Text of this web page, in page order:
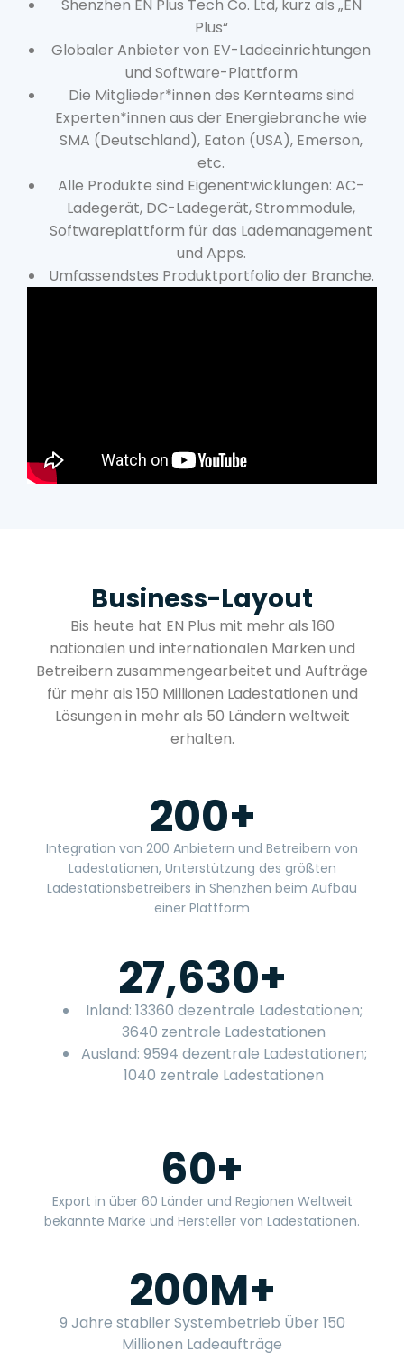
Shenzhen EN Plus Tech Co. Ltd, kurz als „EN
Plus“
Globaler Anbieter von EV-Ladeeinrichtungen
und Software-Plattform
Die Mitglieder*innen des Kernteams sind
Experten*innen aus der Energiebranche wie
SMA (Deutschland), Eaton (USA), Emerson,
etc.
Alle Produkte sind Eigenentwicklungen: AC-
Ladegerät, DC-Ladegerät, Strommodule,
Softwareplattform für das Lademanagement
und Apps.
Umfassendstes Produktportfolio der Branche.
Business-Layout
Bis heute hat EN Plus mit mehr als 160
nationalen und internationalen Marken und
Betreibern zusammengearbeitet und Aufträge
für mehr als 150 Millionen Ladestationen und
Lösungen in mehr als 50 Ländern weltweit
erhalten.
200+
Integration von 200 Anbietern und Betreibern von
Ladestationen, Unterstützung des größten
Ladestationsbetreibers in Shenzhen beim Aufbau
einer Plattform
27,630+
Inland: 13360 dezentrale Ladestationen;
3640 zentrale Ladestationen
Ausland: 9594 dezentrale Ladestationen;
1040 zentrale Ladestationen
60+
Export in über 60 Länder und Regionen Weltweit
bekannte Marke und Hersteller von Ladestationen.
200M+
9 Jahre stabiler Systembetrieb Über 150
Millionen Ladeaufträge